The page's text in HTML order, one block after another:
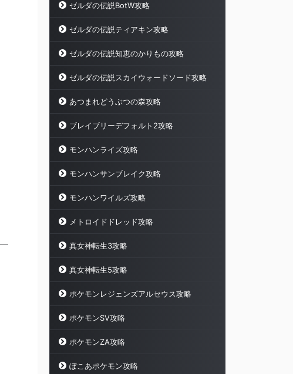
ゼルダの伝説BotW攻略
ゼルダの伝説ティアキン攻略
ゼルダの伝説知恵のかりもの攻略
ゼルダの伝説スカイウォードソード攻略
あつまれどうぶつの森攻略
ブレイブリーデフォルト2攻略
モンハンライズ攻略
モンハンサンブレイク攻略
モンハンワイルズ攻略
メトロイドドレッド攻略
真女神転生3攻略
真女神転生5攻略
ポケモンレジェンズアルセウス攻略
ポケモンSV攻略
ポケモンZA攻略
ぽこあポケモン攻略